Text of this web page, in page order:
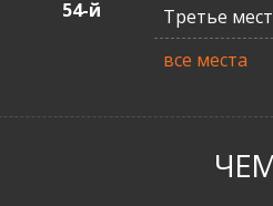
54-й
Третье
все места